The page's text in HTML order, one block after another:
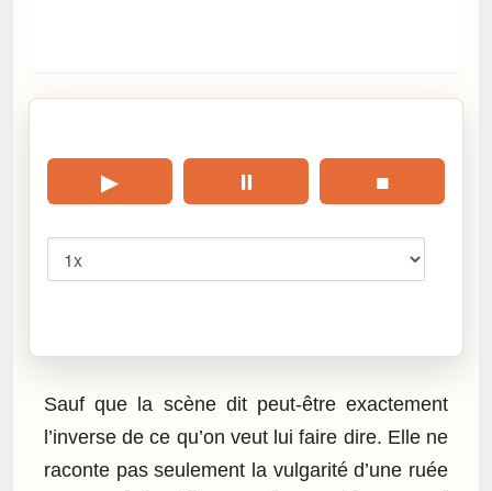
▶ ⏸ ■
Sauf que la scène dit peut-être exactement
l’inverse de ce qu’on veut lui faire dire. Elle ne
raconte pas seulement la vulgarité d’une ruée